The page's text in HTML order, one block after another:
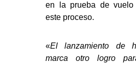
en la prueba de vuelo
este proceso.
«El lanzamiento de
marca otro logro